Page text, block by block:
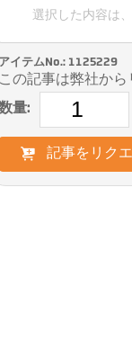
選択した内容は
アイテムNo.: 1125229
この記事は弊社か
量:
記事をリク